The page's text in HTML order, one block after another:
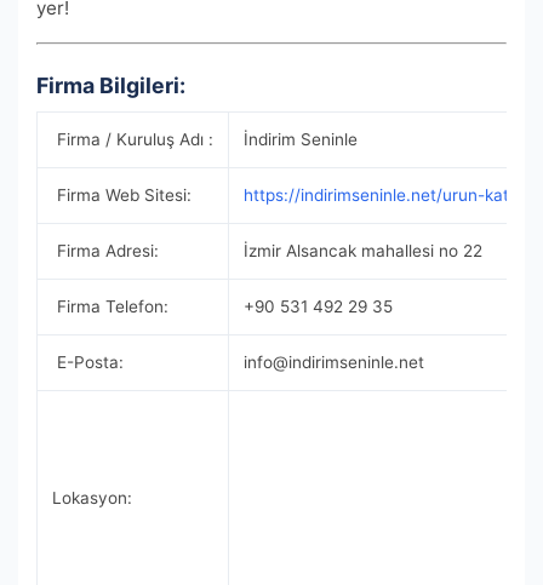
yer!
Firma Bilgileri:
Firma / Kuruluş Adı : İndirim Seninle
Firma Web Sitesi: https://indirimseninle.net/urun-
Firma Adresi: İzmir Alsancak mahallesi no 22
Firma Telefon: +90 531 492 29 35
E-Posta: info@indirimseninle.net
Lokasyon: